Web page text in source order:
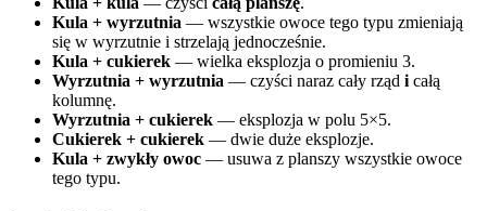
Kula + wyrzutnia — wszystkie owoce tego typu zmieniają
się w wyrzutnie i strzelają jednocześnie.
Kula + cukierek — wielka eksplozja o promieniu 3.
Wyrzutnia + wyrzutnia — czyści naraz cały rząd i całą
kolumnę.
Wyrzutnia + cukierek — eksplozja w polu 5×5.
Cukierek + cukierek — dwie duże eksplozje.
Kula + zwykły owoc — usuwa z planszy wszystkie owoce
tego typu.